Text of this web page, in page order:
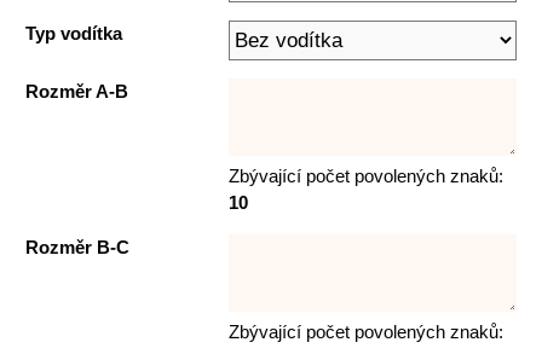
Typ vodítka
Rozměr A-B
Zbývající počet povolených znaků:
10
Rozměr B-C
Zbývající počet povolených znaků: